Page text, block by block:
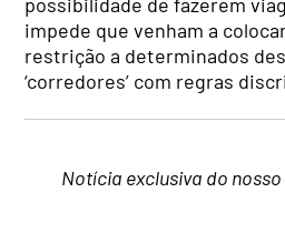
impede que venham a
restrição a determinados
‘corredores’ com regras
Notícia exclusiva do